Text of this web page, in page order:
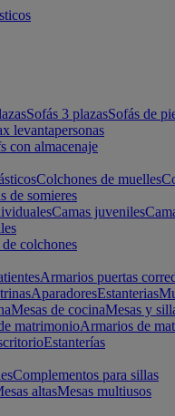
Sofás 3 plazasSofás de
levantapersonas
con almacenaje
Colchones de muelles
de somieres
Camas juveniles
colchones
Armarios puertas
AparadoresEstanterias
Mesas de cocinaMesas y
matrimonioArmarios de
Estanterías
Complementos para sillas
altasMesas multiusos